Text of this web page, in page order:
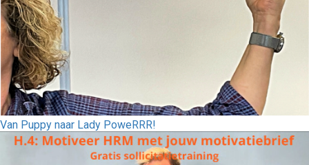
Van Puppy naar Lady PoweRRR!